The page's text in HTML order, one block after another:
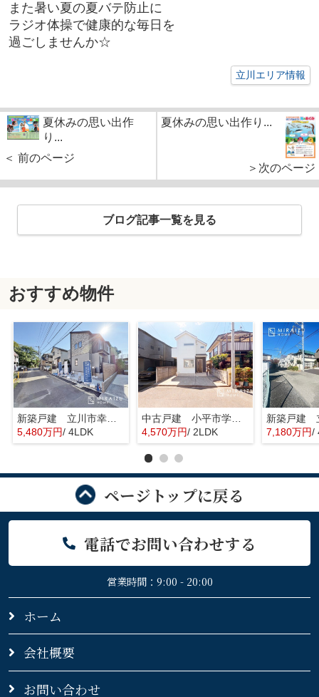
また暑い夏の夏バテ防止に
ラジオ体操で健康的な毎日を
過ごしませんか☆
立川エリア情報
夏休みの思い出作
り...
＜ 前のページ
夏休みの思い出作り...
＞次のページ
ブログ記事一覧を見る
おすすめ物件
新築戸建 立川市幸町6丁目 全1棟
5,480万円/ 4LDK
中古戸建 小平市学園東町 全1棟
4,570万円/ 2LDK 7,180万円/
ページトップに戻る
電話でお問い合わせする
営業時間：9:00 - 20:00
ホーム
会社概要
お問い合わせ